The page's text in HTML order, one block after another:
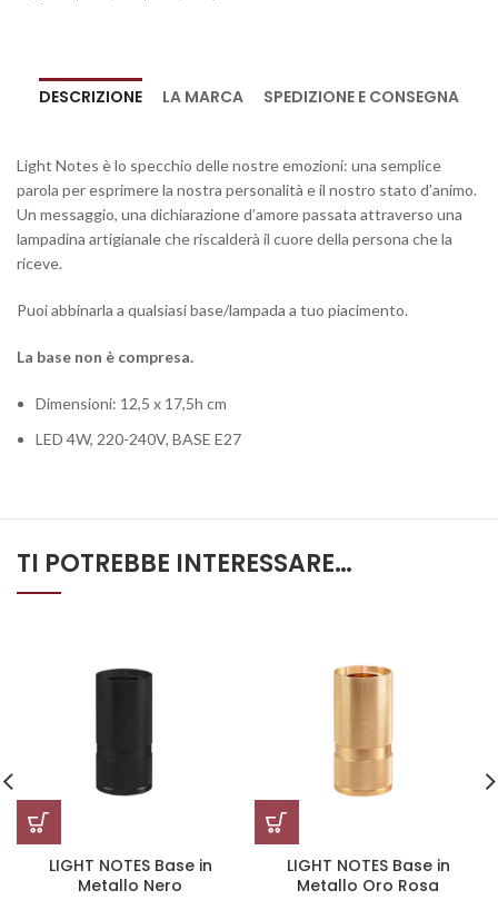
DESCRIZIONE LA MARCA SPEDIZIONE E CONSEGNA
Light Notes è lo specchio delle nostre emozioni: una semplice
parola per esprimere la nostra personalità e il nostro stato d’animo.
Un messaggio, una dichiarazione d’amore passata attraverso una
lampadina artigianale che riscalderà il cuore della persona che la
riceve.
Puoi abbinarla a qualsiasi base/lampada a tuo piacimento.
La base non è compresa.
Dimensioni: 12,5 x 17,5h cm
LED 4W, 220-240V, BASE E27
TI POTREBBE INTERESSARE…
LIGHT NOTES Base in
Metallo Nero
LIGHT NOTES Base in
Metallo Oro Rosa